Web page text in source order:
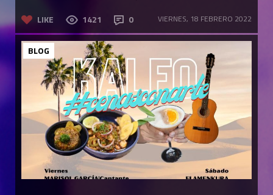
LIKE 1421 0 VIERNES, 18 FEBRERO 2022
BLOG